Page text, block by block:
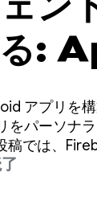
る
に
アプリを
をパーソナ
では、
について説